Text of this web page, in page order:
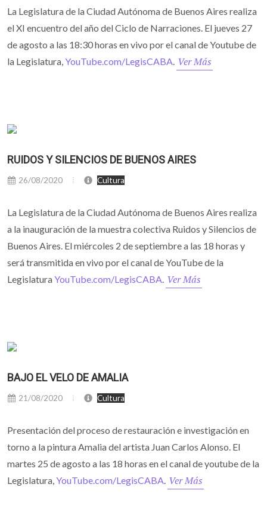
La Legislatura de la Ciudad Autónoma de Buenos Aires realiza
el XI encuentro del año del Ciclo de Narraciones. El jueves 27
de agosto a las 18:30 horas en vivo por el canal de Youtube de
la Legislatura,YouTube.com/LegisCABA. Ver Más
RUIDOS Y SILENCIOS DE BUENOS AIRES
26/08/2020 Cultura
La Legislatura de la Ciudad Autónoma de Buenos Aires realiza
a la inauguración de la muestra colectiva Ruidos y Silencios de
Buenos Aires. El miércoles 2 de septiembre a las 18 horas y
será transmitida en vivo por el canal de YouTube de la
LegislaturaYouTube.com/LegisCABA. Ver Más
BAJO EL VELO DE AMALIA
21/08/2020 Cultura
Presentación del proceso de restauración e investigación en
torno a la pintura Amalia del artista Juan Carlos Alonso. El
martes 25 de agosto a las 18 horas en el canal de youtube de la
Legislatura,YouTube.com/LegisCABA. Ver Más